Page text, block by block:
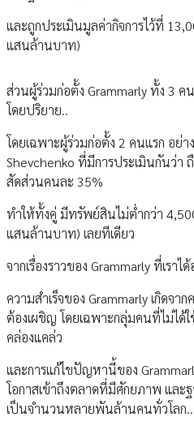
และถูกประเมินมูลค่ากิจการไว้ที่
แสนล้านบาท)
ส่วนผู้ร่วมก่อตั้ง Grammarly ทั้ง 3 ค
โดยปริยาย..
โดยเฉพาะผู้ร่วมก่อตั้ง 2 คนแรก อย่า
Shevchenko ที่มีการประเมินกันว่า
สัดส่วนคนละ 35%
ทำให้ทั้งคู่ มีทรัพย์สินไม่ต่ำกว่า
แสนล้านบาท) เลยทีเดียว
จากเรื่องราวของ Grammarly ที่เรา
ความสำเร็จของ Grammarly เกิดจ
ต้องเผชิญ โดยเฉพาะกลุ่มคนที่ไม่ได้
คล่องแคล่ว
และการแก้ไขปัญหานี้ของ
โอกาสเข้าถึงตลาดที่มีศักยภาพ และ
เป็นจำนวนหลายพันล้านคนทั่วโลก..